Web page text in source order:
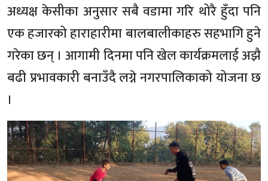
अध्यक्ष केसीका अनुसार सबै वडामा गरि थोरै हुँदा पनि
एक हजारको हाराहारीमा बालबालीकाहरु सहभागि हुने
गरेका छन् । आगामी दिनमा पनि खेल कार्यक्रमलाई अझै
बढी प्रभावकारी बनाउँदै लग्ने नगरपालिकाको योजना छ
।